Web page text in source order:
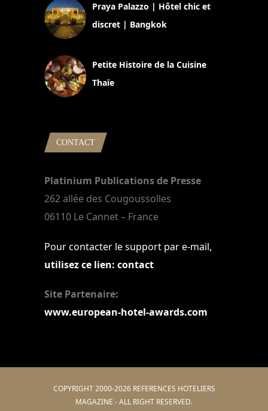
Praya Palazzo | Hôtel chic et
discret | Bangkok
Petite Histoire de la Cuisine
Thaïe
CONTACT
Platinium Publications de Presse
262 allée des Cougoussolles
06110 Le Cannet – France
Pour contacter le support par e-mail,
utilisez ce lien: contact
Site Partenaire:
www.european-hotel-awards.com
COPYRIGHT 2000-2026 REFERENCES HOTELIERS
MAGAZINE - ALL RIGHT RESERVED.